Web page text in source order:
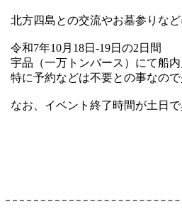
北方四島との交流やお墓参りな
令和7年10月18日-19日の2日間
宇品（一万トンバース）にて船
特に予約などは不要との事なの
なお、イベント終了時間が土日